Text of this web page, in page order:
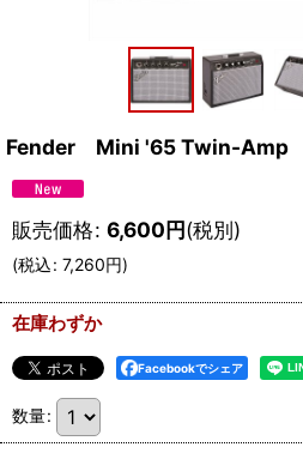
Fender Mini '65 Twin-Amp
販売価格: 6,600円(税別)
(税込: 7,260円)
在庫わずか
Facebookでシェア
数量: